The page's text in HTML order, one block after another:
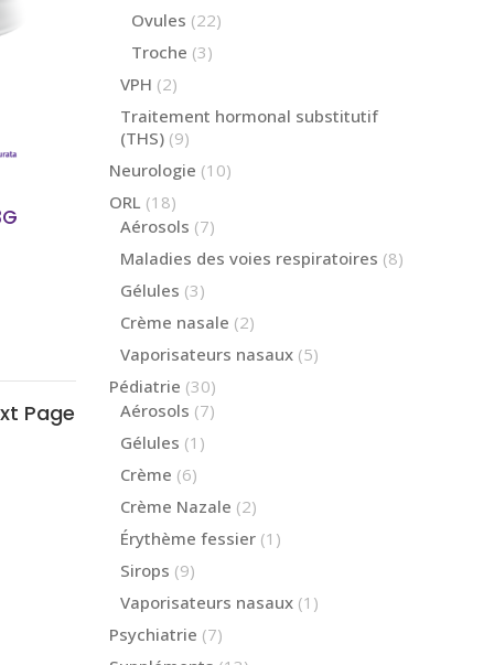
Ovules 2222
Troche 33
VPH 22
produits
Traitement hormonal substitutif
(THS) 99
produits
Neurologie 1010
ORL 1818
produits
Aérosols 77
produits
Maladies des voies respiratoires 88
Gélules 33
produits
Crème nasale 22
Vaporisateurs nasaux 55
Pédiatrie 3030
produits
Aérosols 77
Gélules 1 1
Crème 66
produits
Crème Nazale 22
Érythème fessier 1 1
Sirops 99
Vaporisateurs nasaux 1 1
Psychiatrie 77